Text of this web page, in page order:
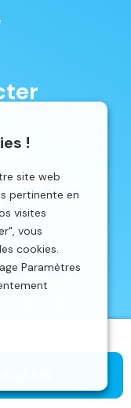
!
site web
pertinente en
visites
vous
cookies.
Paramètres
Web Agency.